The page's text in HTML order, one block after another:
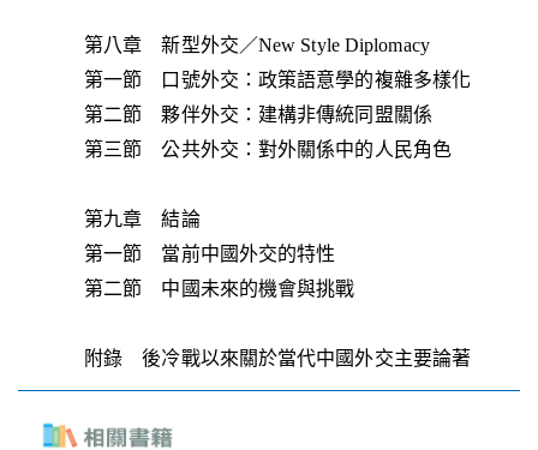
第八章 新型外交／New Style Diplomacy
第一節 口號外交：政策語意學的複雜多樣化
第二節 夥伴外交：建構非傳統同盟關係
第三節 公共外交：對外關係中的人民角色
第九章 結論
第一節 當前中國外交的特性
第二節 中國未來的機會與挑戰
附錄 後冷戰以來關於當代中國外交主要論著